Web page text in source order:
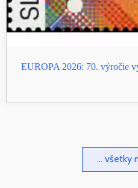
EUROPA 2026: 70. výročie
... všetky